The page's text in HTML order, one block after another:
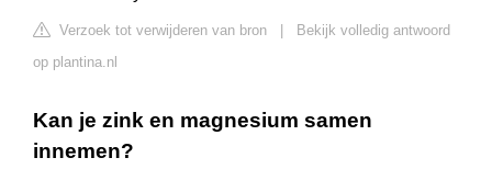
Verzoek tot verwijderen van bron
Bekijk volledig antwoord
op plantina.nl
Kan je zink en magnesium samen
innemen?